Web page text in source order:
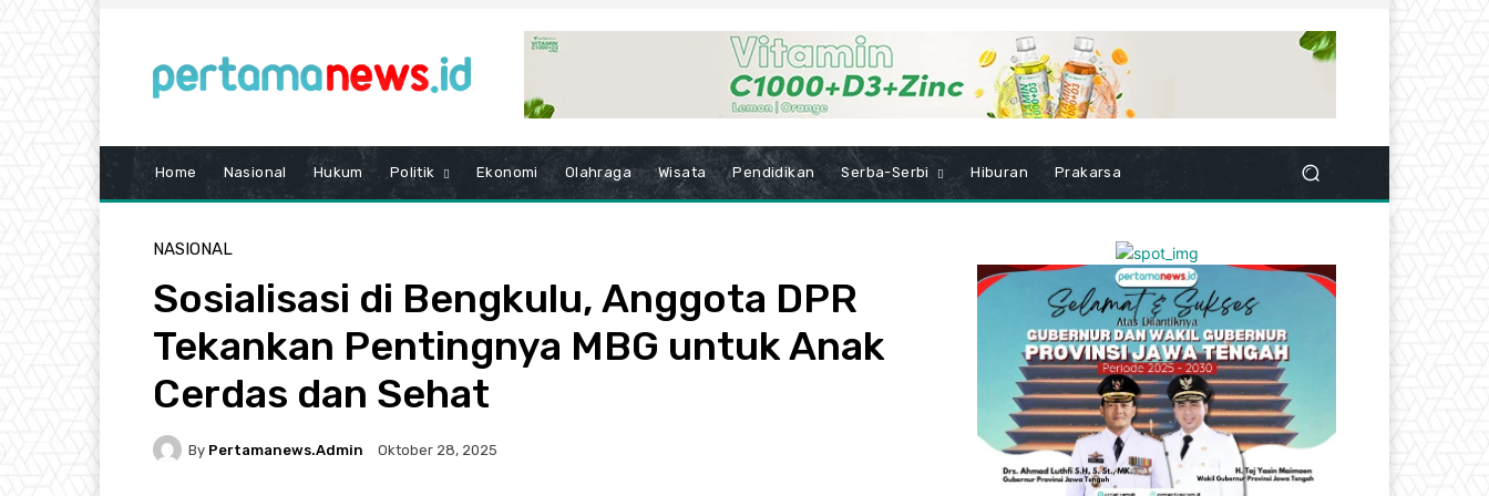
Home Nasional Hukum Politik Ekonomi Olahraga Wisata Pendidikan Serba-Serbi Hiburan Prakarsa
NASIONAL
Sosialisasi di Bengkulu, Anggota DPR
Tekankan Pentingnya MBG untuk Anak
Cerdas dan Sehat
By Pertamanews.admin Oktober 28, 2025